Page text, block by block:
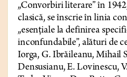
„Convorbiri literare” în
clasică, se înscrie în linia
„esențiale la definirea
inconfundabile”, alături de
Iorga, G. Ibrăileanu, Mihail
Densusianu, E. Lovinescu,